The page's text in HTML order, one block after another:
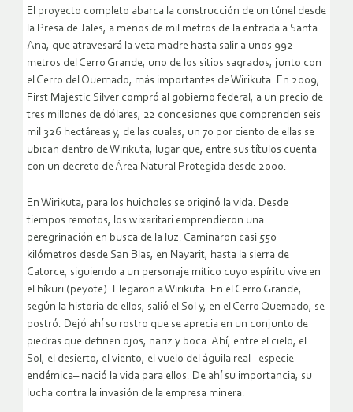
El proyecto completo abarca la construcción de un túnel desde
la Presa de Jales, a menos de mil metros de la entrada a Santa
Ana, que atravesará la veta madre hasta salir a unos 992
metros del Cerro Grande, uno de los sitios sagrados, junto con
el Cerro del Quemado, más importantes de Wirikuta. En 2009,
First Majestic Silver compró al gobierno federal, a un precio de
tres millones de dólares, 22 concesiones que comprenden seis
mil 326 hectáreas y, de las cuales, un 70 por ciento de ellas se
ubican dentro de Wirikuta, lugar que, entre sus títulos cuenta
con un decreto de Área Natural Protegida desde 2000.
En Wirikuta, para los huicholes se originó la vida. Desde
tiempos remotos, los wixaritari emprendieron una
peregrinación en busca de la luz. Caminaron casi 550
kilómetros desde San Blas, en Nayarit, hasta la sierra de
Catorce, siguiendo a un personaje mítico cuyo espíritu vive en
el híkuri (peyote). Llegaron a Wirikuta. En el Cerro Grande,
según la historia de ellos, salió el Sol y, en el Cerro Quemado, se
postró. Dejó ahí su rostro que se aprecia en un conjunto de
piedras que definen ojos, nariz y boca. Ahí, entre el cielo, el
Sol, el desierto, el viento, el vuelo del águila real –especie
endémica– nació la vida para ellos. De ahí su importancia, su
lucha contra la invasión de la empresa minera.